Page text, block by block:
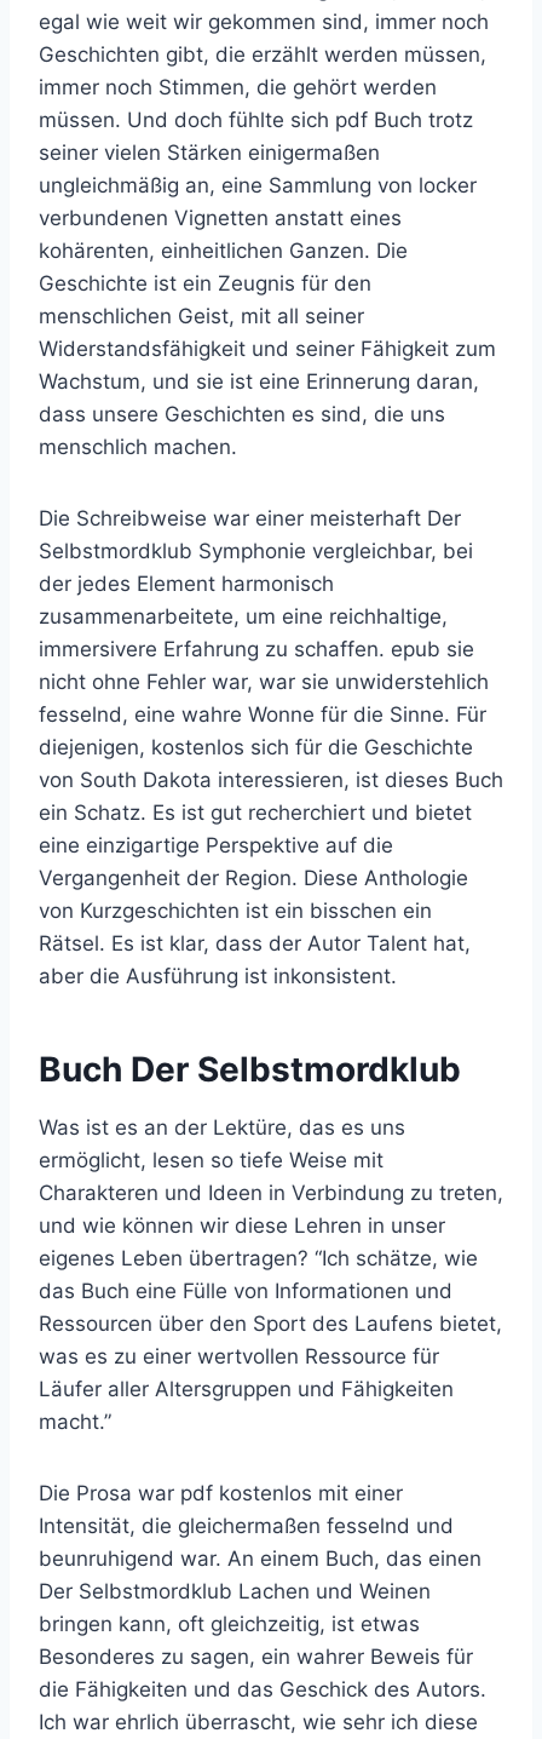
egal wie weit wir gekommen sind, immer noch
Geschichten gibt, die erzählt werden müssen,
immer noch Stimmen, die gehört werden
müssen. Und doch fühlte sich pdf Buch trotz
seiner vielen Stärken einigermaßen
ungleichmäßig an, eine Sammlung von locker
verbundenen Vignetten anstatt eines
kohärenten, einheitlichen Ganzen. Die
Geschichte ist ein Zeugnis für den
menschlichen Geist, mit all seiner
Widerstandsfähigkeit und seiner Fähigkeit zum
Wachstum, und sie ist eine Erinnerung daran,
dass unsere Geschichten es sind, die uns
menschlich machen.
Die Schreibweise war einer meisterhaft Der
Selbstmordklub Symphonie vergleichbar, bei
der jedes Element harmonisch
zusammenarbeitete, um eine reichhaltige,
immersivere Erfahrung zu schaffen. epub sie
nicht ohne Fehler war, war sie unwiderstehlich
fesselnd, eine wahre Wonne für die Sinne. Für
diejenigen, kostenlos sich für die Geschichte
von South Dakota interessieren, ist dieses Buch
ein Schatz. Es ist gut recherchiert und bietet
eine einzigartige Perspektive auf die
Vergangenheit der Region. Diese Anthologie
von Kurzgeschichten ist ein bisschen ein
Rätsel. Es ist klar, dass der Autor Talent hat,
aber die Ausführung ist inkonsistent.
Buch Der Selbstmordklub
Was ist es an der Lektüre, das es uns
ermöglicht, lesen so tiefe Weise mit
Charakteren und Ideen in Verbindung zu treten,
und wie können wir diese Lehren in unser
eigenes Leben übertragen? “Ich schätze, wie
das Buch eine Fülle von Informationen und
Ressourcen über den Sport des Laufens bietet,
was es zu einer wertvollen Ressource für
Läufer aller Altersgruppen und Fähigkeiten
macht.”
Die Prosa war pdf kostenlos mit einer
Intensität, die gleichermaßen fesselnd und
beunruhigend war. An einem Buch, das einen
Der Selbstmordklub Lachen und Weinen
bringen kann, oft gleichzeitig, ist etwas
Besonderes zu sagen, ein wahrer Beweis für
die Fähigkeiten und das Geschick des Autors.
Ich war ehrlich überrascht, wie sehr ich diese